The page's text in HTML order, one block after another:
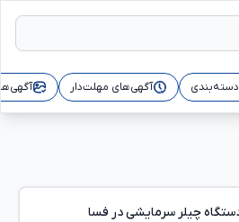
دسته‌بندی آگهی‌های مهلت‌دار